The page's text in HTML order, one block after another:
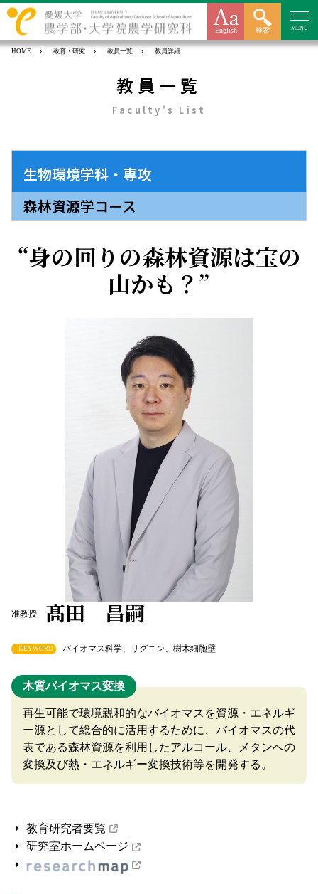
English 検索 MENU
HOME 教育・研究 教員一覧 教員詳細
教員一覧
Faculty's List
生物環境学科・専攻
森林資源学コース
身の回りの森林資源は宝の
山かも？
准教授 髙田 昌嗣
KEYWORD バイオマス科学、リグニン、樹木細胞壁
木質バイオマス変換
再生可能で環境親和的なバイオマスを資源・エネルギ
ー源として総合的に活用するために、バイオマスの代
表である森林資源を利用したアルコール、メタンへの
変換及び熱・エネルギー変換技術等を開発する。
教育研究者要覧
研究室ホームページ